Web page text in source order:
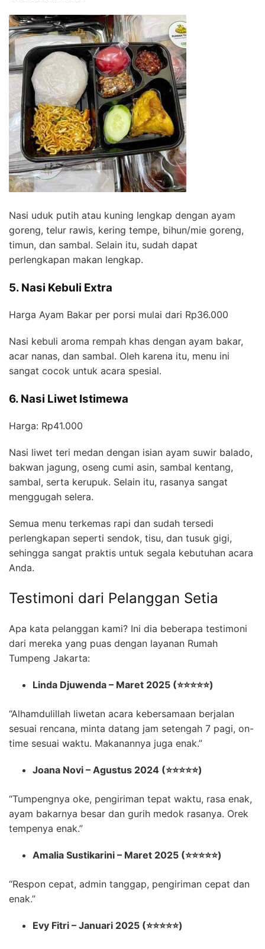
Nasi uduk putih atau kuning lengkap dengan ayam
goreng, telur rawis, kering tempe, bihun/mie goreng,
timun, dan sambal. Selain itu, sudah dapat
perlengkapan makan lengkap.
5. Nasi Kebuli Extra
Harga Ayam Bakar per porsi mulai dari Rp36.000
Nasi kebuli aroma rempah khas dengan ayam bakar,
acar nanas, dan sambal. Oleh karena itu, menu ini
sangat cocok untuk acara spesial.
6. Nasi Liwet Istimewa
Harga: Rp41.000
Nasi liwet teri medan dengan isian ayam suwir balado,
bakwan jagung, oseng cumi asin, sambal kentang,
sambal, serta kerupuk. Selain itu, rasanya sangat
menggugah selera.
Semua menu terkemas rapi dan sudah tersedi
perlengkapan seperti sendok, tisu, dan tusuk gigi,
sehingga sangat praktis untuk segala kebutuhan acara
Anda.
Testimoni dari Pelanggan Setia
Apa kata pelanggan kami? Ini dia beberapa testimoni
dari mereka yang puas dengan layanan Rumah
Tumpeng Jakarta:
Linda Djuwenda – Maret 2025 (⭐⭐⭐⭐⭐)
“Alhamdulillah liwetan acara kebersamaan berjalan
sesuai rencana, minta datang jam setengah 7 pagi, on-
time sesuai waktu. Makanannya juga enak.”
Joana Novi – Agustus 2024 (⭐⭐⭐⭐⭐)
“Tumpengnya oke, pengiriman tepat waktu, rasa enak,
ayam bakarnya besar dan gurih medok rasanya. Orek
tempenya enak.”
Amalia Sustikarini – Maret 2025 (⭐⭐⭐⭐⭐)
“Respon cepat, admin tanggap, pengiriman cepat dan
enak.”
Evy Fitri – Januari 2025 (⭐⭐⭐⭐⭐)